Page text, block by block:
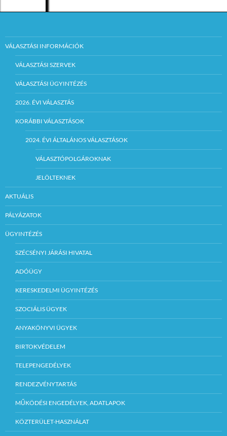
VÁLASZTÁSI INFORMÁCIÓK
VÁLASZTÁSI SZERVEK
VÁLASZTÁSI ÜGYINTÉZÉS
2026. ÉVI VÁLASZTÁS
KORÁBBI VÁLASZTÁSOK
2024. ÉVI ÁLTALÁNOS VÁLASZTÁSOK
VÁLASZTÓPOLGÁROKNAK
JELÖLTEKNEK
AKTUÁLIS
PÁLYÁZATOK
ÜGYINTÉZÉS
SZÉCSÉNYI JÁRÁSI HIVATAL
ADÓÜGY
KERESKEDELMI ÜGYINTÉZÉS
SZOCIÁLIS ÜGYEK
ANYAKÖNYVI ÜGYEK
BIRTOKVÉDELEM
TELEPENGEDÉLYEK
RENDEZVÉNYTARTÁS
MŰKÖDÉSI ENGEDÉLYEK, ADATLAPOK
KÖZTERÜLET-HASZNÁLAT